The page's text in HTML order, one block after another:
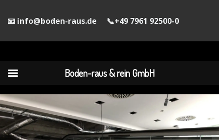
info@boden-raus.de +49 7961 92500-0
Boden-raus & rein GmbH
Boden-raus & rein GmbH